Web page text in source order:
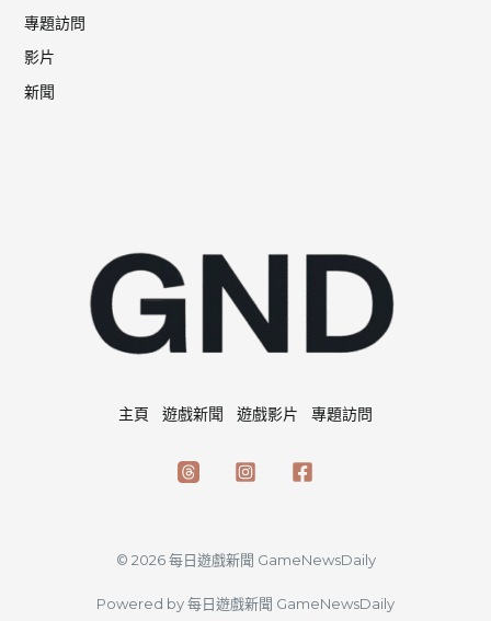
專題訪問
影片
新聞
主頁 遊戲新聞 遊戲影片 專題訪問
© 2026 每日遊戲新聞 GameNewsDaily
Powered by 每日遊戲新聞 GameNewsDaily